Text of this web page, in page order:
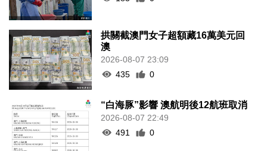
拱關截澳門女子超額藏16萬美元回
澳
2026-08-07 23:09
435
0
“白海豚”影響 澳航明後12航班取消
2026-08-07 22:49
491
0